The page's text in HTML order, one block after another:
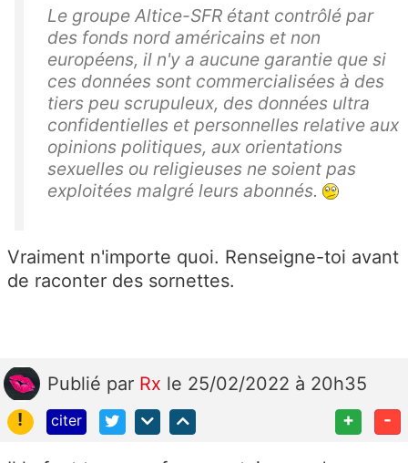
Le groupe Altice-SFR étant contrôlé par
des fonds nord américains et non
européens, il n'y a aucune garantie que si
ces données sont commercialisées à des
tiers peu scrupuleux, des données ultra
confidentielles et personnelles relative aux
opinions politiques, aux orientations
sexuelles ou religieuses ne soient pas
exploitées malgré leurs abonnés.
Vraiment n'importe quoi. Renseigne-toi avant
de raconter des sornettes.
Publié par Rx le 25/02/2022 à 20h35
!
citer + -